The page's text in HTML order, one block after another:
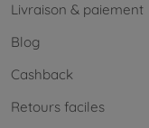
Livraison & paiement
Blog
Cashback
Retours faciles